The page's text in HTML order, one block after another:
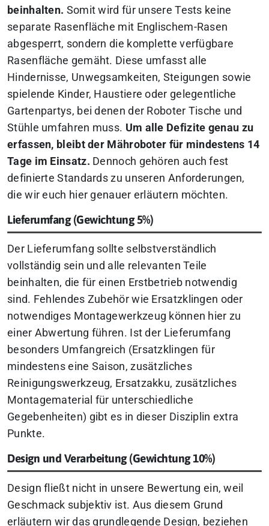
beinhalten. Somit wird für unsere Tests keine
separate Rasenfläche mit Englischem-Rasen
abgesperrt, sondern die komplette verfügbare
Rasenfläche gemäht. Diese umfasst alle
Hindernisse, Unwegsamkeiten, Steigungen sowie
spielende Kinder, Haustiere oder gelegentliche
Gartenpartys, bei denen der Roboter Tische und
Stühle umfahren muss. Um alle Defizite genau zu
erfassen, bleibt der Mähroboter für mindestens 14
Tage im Einsatz. Dennoch gehören auch fest
definierte Standards zu unseren Anforderungen,
die wir euch hier genauer erläutern möchten.
Lieferumfang (Gewichtung 5%)
Der Lieferumfang sollte selbstverständlich
vollständig sein und alle relevanten Teile
beinhalten, die für einen Erstbetrieb notwendig
sind. Fehlendes Zubehör wie Ersatzklingen oder
notwendiges Montagewerkzeug können hier zu
einer Abwertung führen. Ist der Lieferumfang
besonders Umfangreich (Ersatzklingen für
mindestens eine Saison, zusätzliches
Reinigungswerkzeug, Ersatzakku, zusätzliches
Montagematerial für unterschiedliche
Gegebenheiten) gibt es in dieser Disziplin extra
Punkte.
Design und Verarbeitung (Gewichtung 10%)
Design fließt nicht in unsere Bewertung ein, weil
Geschmack subjektiv ist. Aus diesem Grund
erläutern wir das grundlegende Design, beziehen